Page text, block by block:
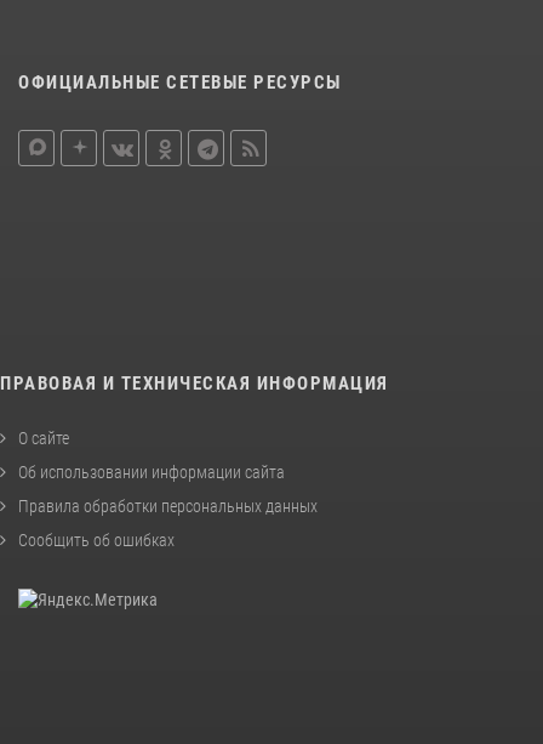
ОФИЦИАЛЬНЫЕ СЕТЕВЫЕ РЕСУРСЫ
ПРАВОВАЯ И ТЕХНИЧЕСКАЯ ИНФОРМАЦИЯ
О сайте
Об использовании информации сайта
Правила обработки персональных данных
Сообщить об ошибках